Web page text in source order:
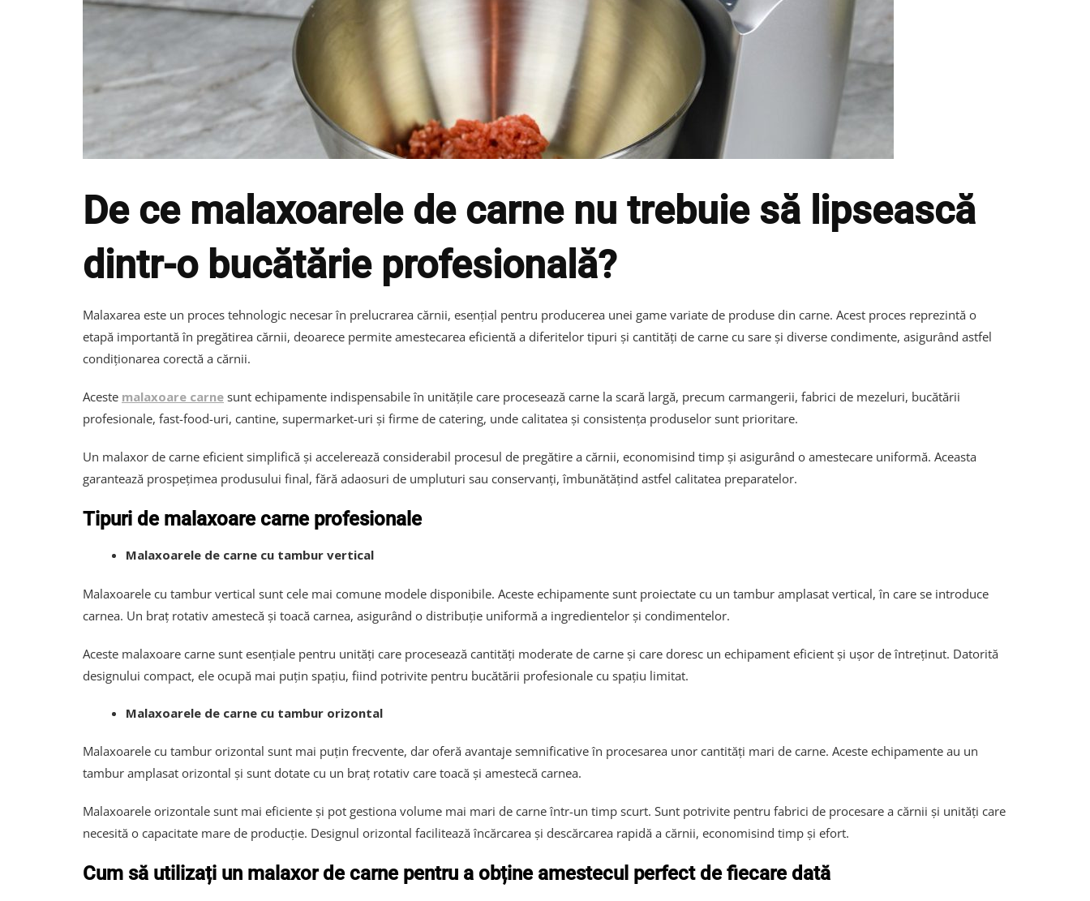
De ce malaxoarele de carne nu trebuie să lipsească
dintr-o bucătărie profesională?
Malaxarea este un proces tehnologic necesar în prelucrarea cărnii, esențial pentru producerea unei game variate de produse din carne. Acest proces reprezintă o
etapă importantă în pregătirea cărnii, deoarece permite amestecarea eficientă a diferitelor tipuri și cantități de carne cu sare și diverse condimente, asigurând astfel
condiționarea corectă a cărnii.
Aceste malaxoare carne sunt echipamente indispensabile în unitățile care procesează carne la scară largă, precum carmangerii, fabrici de mezeluri, bucătării
profesionale, fast-food-uri, cantine, supermarket-uri și firme de catering, unde calitatea și consistența produselor sunt prioritare.
Un malaxor de carne eficient simplifică și accelerează considerabil procesul de pregătire a cărnii, economisind timp și asigurând o amestecare uniformă. Aceasta
garantează prospețimea produsului final, fără adaosuri de umpluturi sau conservanți, îmbunătățind astfel calitatea preparatelor.
Tipuri de malaxoare carne profesionale
Malaxoarele de carne cu tambur vertical
Malaxoarele cu tambur vertical sunt cele mai comune modele disponibile. Aceste echipamente sunt proiectate cu un tambur amplasat vertical, în care se introduce
carnea. Un braț rotativ amestecă și toacă carnea, asigurând o distribuție uniformă a ingredientelor și condimentelor.
Aceste malaxoare carne sunt esenţiale pentru unități care procesează cantități moderate de carne și care doresc un echipament eficient și ușor de întreținut. Datorită
designului compact, ele ocupă mai puțin spațiu, fiind potrivite pentru bucătării profesionale cu spațiu limitat.
Malaxoarele de carne cu tambur orizontal
Malaxoarele cu tambur orizontal sunt mai puțin frecvente, dar oferă avantaje semnificative în procesarea unor cantități mari de carne. Aceste echipamente au un
tambur amplasat orizontal și sunt dotate cu un braț rotativ care toacă și amestecă carnea.
Malaxoarele orizontale sunt mai eficiente și pot gestiona volume mai mari de carne într-un timp scurt. Sunt potrivite pentru fabrici de procesare a cărnii și unități care
necesită o capacitate mare de producție. Designul orizontal facilitează încărcarea și descărcarea rapidă a cărnii, economisind timp și efort.
Cum să utilizați un malaxor de carne pentru a obține amestecul perfect de fiecare dată